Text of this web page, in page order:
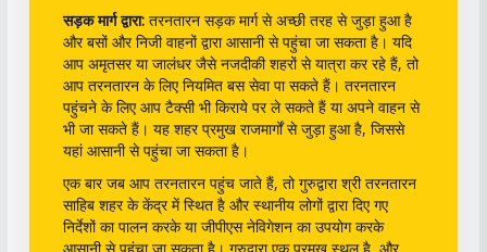
सड़क मार्ग द्वारा: तरनतारन सड़क मार्ग से अच्छी तरह से जुड़ा हुआ है
और बसों और निजी वाहनों द्वारा आसानी से पहुंचा जा सकता है। यदि
आप अमृतसर या जालंधर जैसे नजदीकी शहरों से यात्रा कर रहे हैं, तो
आप तरनतारन के लिए नियमित बस सेवा पा सकते हैं। तरनतारन
पहुंचने के लिए आप टैक्सी भी किराये पर ले सकते हैं या अपने वाहन से
भी जा सकते हैं। यह शहर प्रमुख राजमार्गों से जुड़ा हुआ है, जिससे
यहां आसानी से पहुंचा जा सकता है।
एक बार जब आप तरनतारन पहुंच जाते हैं, तो गुरुद्वारा श्री तरनतारन
साहिब शहर के केंद्र में स्थित है और स्थानीय लोगों द्वारा दिए गए
निर्देशों का पालन करके या जीपीएस नेविगेशन का उपयोग करके